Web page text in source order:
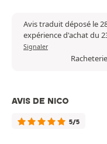
Avis traduit déposé le
expérience d'achat du
Signaler
AVIS DE NICO
5/5